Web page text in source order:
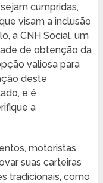
cumpridas,
visam a inclusão
a CNH Social, um
de obtenção da
valiosa para
deste
e é
a
motoristas
suas carteiras
tradicionais, como